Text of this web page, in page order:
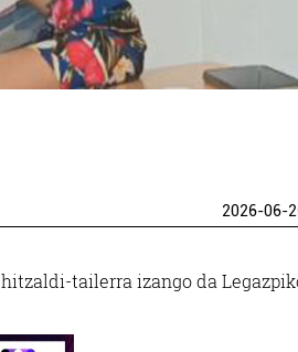
2026-06-
hitzaldi-tailerra izango da